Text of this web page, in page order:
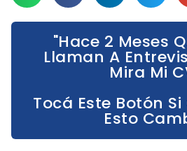
"Hace 2 Meses
Llaman A
Mira Mi
Tocá Este Botón
Esto